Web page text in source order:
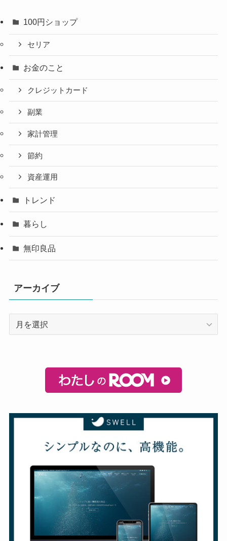
100円ショップ
セリア
お金のこと
クレジットカード
副業
家計管理
節約
資産運用
トレンド
暮らし
無印良品
アーカイブ